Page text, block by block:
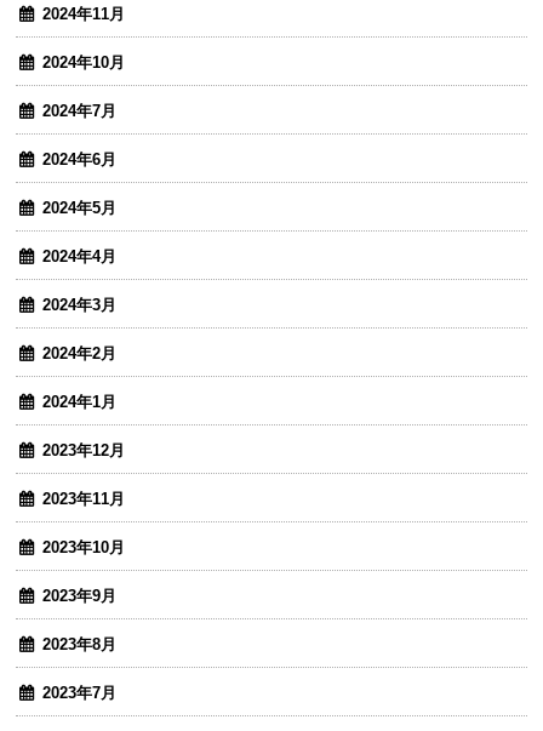
2024年11月
2024年10月
2024年7月
2024年6月
2024年5月
2024年4月
2024年3月
2024年2月
2024年1月
2023年12月
2023年11月
2023年10月
2023年9月
2023年8月
2023年7月